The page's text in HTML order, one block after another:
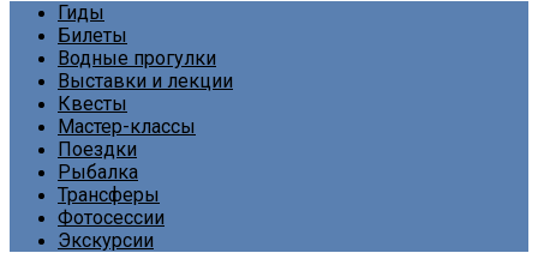
Гиды
Билеты
Водные прогулки
Выставки и лекции
Квесты
Мастер-классы
Поездки
Рыбалка
Трансферы
Фотосессии
Экскурсии